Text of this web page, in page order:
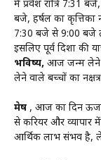
में प्रवेश रात्रि 7:31
बजे, हर्षल का कृत्तिका
7:30 बजे से 9:00 बजे
इसलिए पूर्व दिशा की
भविष्य, आज जन्म लेने
लेने वाले बच्चों का
मेष , आज का दिन ऊर्जा
से करियर और व्यापार
आर्थिक लाभ संभव है,